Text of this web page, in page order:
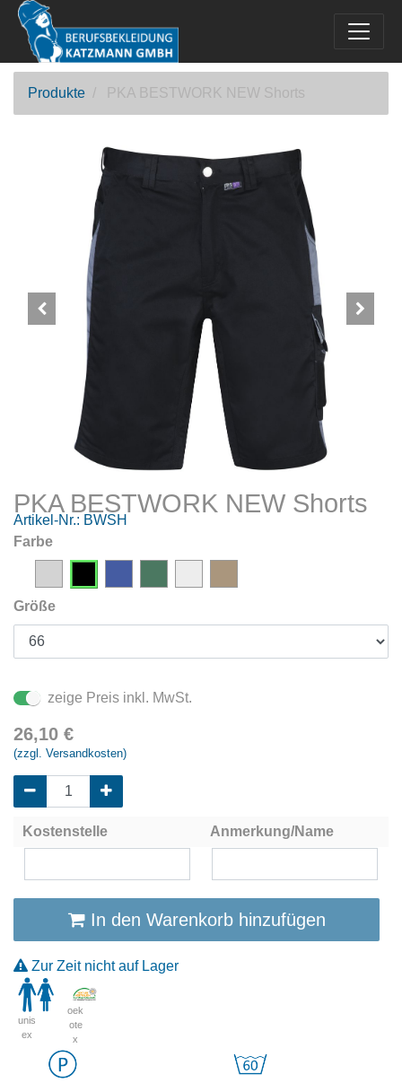
Produkte PKA BESTWORK NEW Shorts
PKA BESTWORK NEW Shorts
Artikel-Nr.: BWSH
Farbe
Größe
zeige Preis inkl. MwSt.
26,10 €
(zzgl. Versandkosten)
Kostenstelle Anmerkung/Name
In den Warenkorb hinzufügen
Zur Zeit nicht auf Lager
unis
ex
oek
ote
x